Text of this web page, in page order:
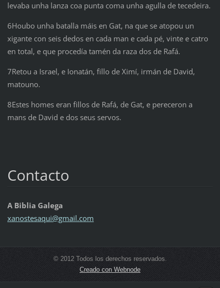
levaba unha lanza coa punta coma unha agulla de tecedeira.
6Houbo unha batalla máis en Gat, na que se atopou un
xigante con seis dedos en cada man e cada pé, vinte e catro
en total, e que procedía tamén da raza dos de Rafá.
7Retou a Israel, e Ionatán, fillo de Ximí, irmán de David,
matouno.
8Estes homes eran fillos de Rafá, de Gat, e pereceron a
mans de David e dos seus servos.
Contacto
A Biblia Galega
xanostesaqui@gmail.com
© 2012 Todos los derechos reservados.
Creado con Webnode